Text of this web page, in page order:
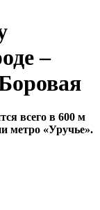
–
всего в 600 м
метро «Уручье».